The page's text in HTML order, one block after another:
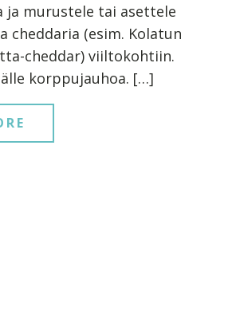
ja murustele tai asettele
cheddaria (esim. Kolatun
cheddar) viiltokohtiin.
korppujauhoa. […]